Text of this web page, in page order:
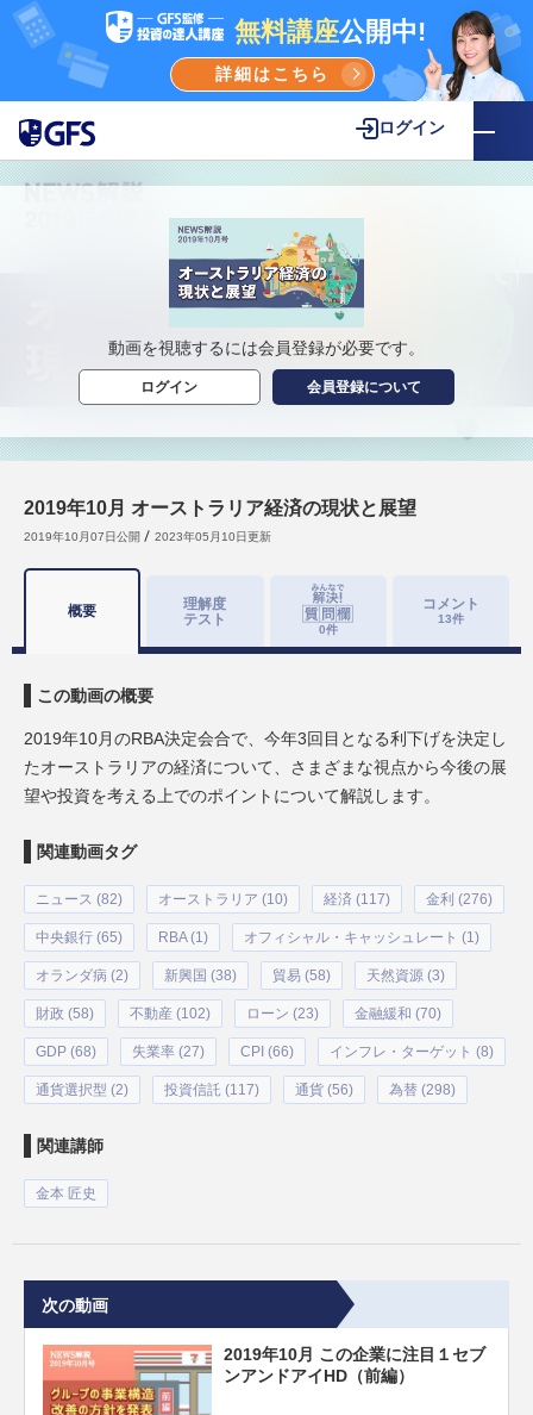
無料講座公開中!
詳細はこちら
ログイン
動画を視聴するには会員登録が必要です。
ログイン 会員登録について
2019年10月 オーストラリア経済の現状と展望
2019年10月07日公開 2023年05月10日更新
概要
理解度
テスト
0件
コメント
13件
この動画の概要
2019年10月のRBA決定会合で、今年3回目となる利下げを決定し
たオーストラリアの経済について、さまざまな視点から今後の展
望や投資を考える上でのポイントについて解説します。
関連動画タグ
ニュース (82) オーストラリア (10) 経済 (117) 金利 (276)
中央銀行 (65) RBA (1) オフィシャル・キャッシュレート (1)
オランダ病 (2) 新興国 (38) 貿易 (58) 天然資源 (3)
財政 (58) 不動産 (102) ローン (23) 金融緩和 (70)
GDP (68) 失業率 (27) CPI (66) インフレ・ターゲット (8)
通貨選択型 (2) 投資信託 (117) 通貨 (56) 為替 (298)
関連講師
金本 匠史
次の動画
2019年10月 この企業に注目１セブ
ンアンドアイHD（前編）